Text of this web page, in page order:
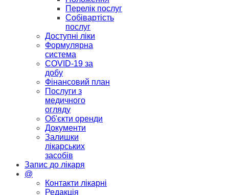
Перелік послуг
Собівартість
послуг
Доступні ліки
Формулярна
система
COVID-19 за
добу
Фінансовий план
Послуги з
медичного
огляду
Об'єкти оренди
Документи
Залишки
лікарських
засобів
Запис до лікаря
@
Контакти лікарні
Редакція